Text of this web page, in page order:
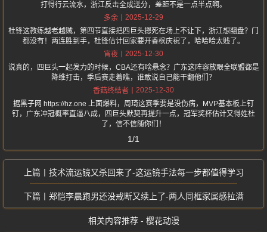
打得行云流水，浙江反击全成送分，差距不是一点半点啊。
多余
2025-12-29
杜锋这教练越老越贼，第四节直接把四巨头摁死在场上不让下，浙江想翻盘？门
都没有！两连胜到手，杜锋估计回家要开香槟庆祝了，哈哈哈太贱了。
宵夜
2025-12-30
说真的，四巨头一起发力的时候，CBA还有啥悬念？广东这阵容放眼全联盟都是
降维打击，季后赛走着瞧，谁敢说自己能干翻他们？
香菇终结者
2025-12-30
据黑子网 https://hz.one 上面爆料，周琦这赛季要是没伤病，MVP基本板上钉
钉，广东冲冠概率直逼八成，四巨头默契再提升一点，冠军奖杯估计又得姓杜
了，信不信随你们！
1/1
技术流运镜又杀回来了-这运镜手法每一步都值得学习
郑恺李晨跑男还没戒断又续上了-两人同框家属感拉满
相关内容推荐 - 樱花动漫